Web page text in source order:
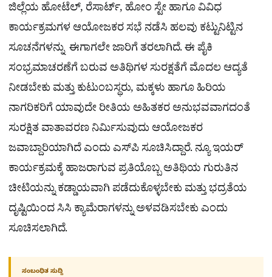
ಜಿಲ್ಲೆಯ ಹೋಟೆಲ್, ರೆಸಾರ್ಟ್, ಹೋಂ ಸ್ಟೇ ಹಾಗೂ ವಿವಿಧ
ಕಾರ್ಯಕ್ರಮಗಳ ಆಯೋಜಕರ ಸಭೆ ನಡೆಸಿ ಹಲವು ಕಟ್ಟುನಿಟ್ಟಿನ
ಸೂಚನೆಗಳನ್ನು ಈಗಾಗಲೇ ಜಾರಿಗೆ ತರಲಾಗಿದೆ. ಈ ಪೈಕಿ
ಸಂಭ್ರಮಾಚರಣೆಗೆ ಬರುವ ಅತಿಥಿಗಳ ಸುರಕ್ಷತೆಗೆ ಮೊದಲ ಆದ್ಯತೆ
ನೀಡಬೇಕು ಮತ್ತು ಕುಟುಂಬಸ್ಥರು, ಮಕ್ಕಳು ಹಾಗೂ ಹಿರಿಯ
ನಾಗರಿಕರಿಗೆ ಯಾವುದೇ ರೀತಿಯ ಅಹಿತಕರ ಅನುಭವವಾಗದಂತೆ
ಸುರಕ್ಷಿತ ವಾತಾವರಣ ನಿರ್ಮಿಸುವುದು ಆಯೋಜಕರ
ಜವಾಬ್ದಾರಿಯಾಗಿದೆ ಎಂದು ಎಸ್​ಪಿ ಸೂಚಿಸಿದ್ದಾರೆ. ನ್ಯೂ ಇಯರ್​
ಕಾರ್ಯಕ್ರಮಕ್ಕೆ ಹಾಜರಾಗುವ ಪ್ರತಿಯೊಬ್ಬ ಅತಿಥಿಯ ಗುರುತಿನ
ಚೀಟಿಯನ್ನು ಕಡ್ಡಾಯವಾಗಿ ಪಡೆದುಕೊಳ್ಳಬೇಕು ಮತ್ತು ಭದ್ರತೆಯ
ದೃಷ್ಟಿಯಿಂದ ಸಿಸಿ ಕ್ಯಾಮೆರಾಗಳನ್ನು ಅಳವಡಿಸಬೇಕು ಎಂದು
ಸೂಚಿಸಲಾಗಿದೆ.
ಸಂಬಂಧಿತ ಸುದ್ದಿ